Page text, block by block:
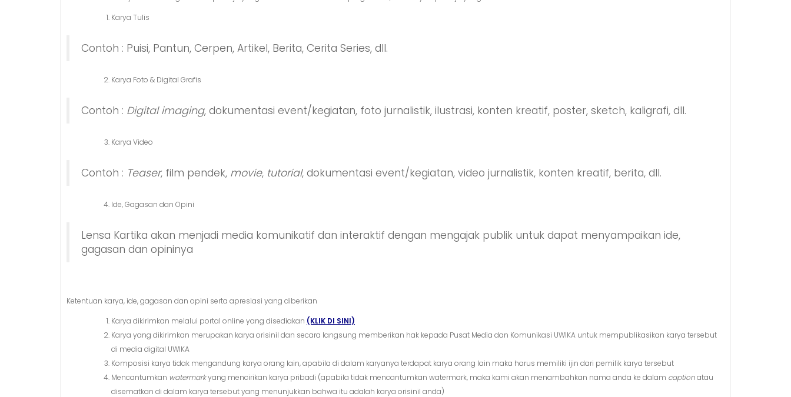
Karya Tulis
Contoh : Puisi, Pantun, Cerpen, Artikel, Berita, Cerita Series, dll.
Karya Foto & Digital Grafis
Contoh : Digital imaging, dokumentasi event/kegiatan, foto jurnalistik, ilustrasi, konten kreatif, poster, sketch, kaligrafi, dll.
Karya Video
Contoh : Teaser, film pendek, movie, tutorial, dokumentasi event/kegiatan, video jurnalistik, konten kreatif, berita, dll.
Ide, Gagasan dan Opini
Lensa Kartika akan menjadi media komunikatif dan interaktif dengan mengajak publik untuk dapat menyampaikan ide,
gagasan dan opininya
Ketentuan karya, ide, gagasan dan opini serta apresiasi yang diberikan
Karya dikirimkan melalui portal online yang disediakan (KLIK DI SINI)
Karya yang dikirimkan merupakan karya orisinil dan secara langsung memberikan hak kepada Pusat Media dan Komunikasi UWIKA untuk mempublikasikan karya tersebut
di media digital UWIKA
Komposisi karya tidak mengandung karya orang lain, apabila di dalam karyanya terdapat karya orang lain maka harus memiliki ijin dari pemilik karya tersebut
Mencantumkan watermarkyang mencirikan karya pribadi (apabila tidak mencantumkan watermark, maka kami akan menambahkan nama anda ke dalam captionatau
disematkan di dalam karya tersebut yang menunjukkan bahwa itu adalah karya orisinil anda)